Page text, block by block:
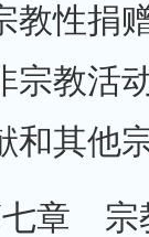
教性捐
教活动
和其他
章 宗